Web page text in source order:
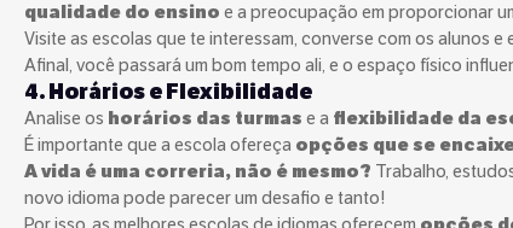
qualidade do ensino e a preocupação em proporcionar
Visite as escolas que te interessam, converse com os alunos
Afinal, você passará um bom tempo ali, e o espaço físico
4. Horários e Flexibilidade
Analise os horários das turmas e a flexibilidade da
É importante que a escola ofereça opções que se
A vida é uma correria, não é mesmo? Trabalho,
novo idioma pode parecer um desafio e tanto!